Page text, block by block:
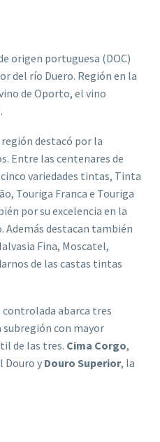
origen portuguesa (DOC)
del río Duero. Región en la
de Oporto, el vino
destacó por la
Entre las centenares de
variedades tintas, Tinta
Touriga Franca e Touriga
por su excelencia en la
Además destacan también
Fina, Moscatel,
de las castas tintas
abarca tres
subregión con mayor
de las tres. Cima Corgo,
Douro y Douro Superior, la